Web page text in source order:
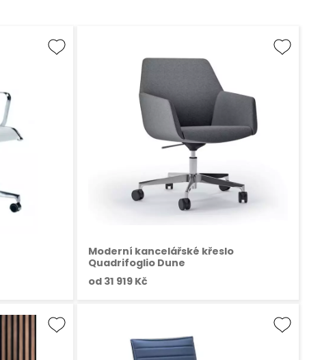
Moderní kancelářské křeslo
Quadrifoglio Dune
od 31 919 Kč